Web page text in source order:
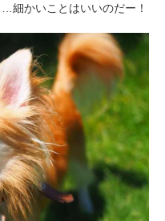
細かいことはいいのだー！